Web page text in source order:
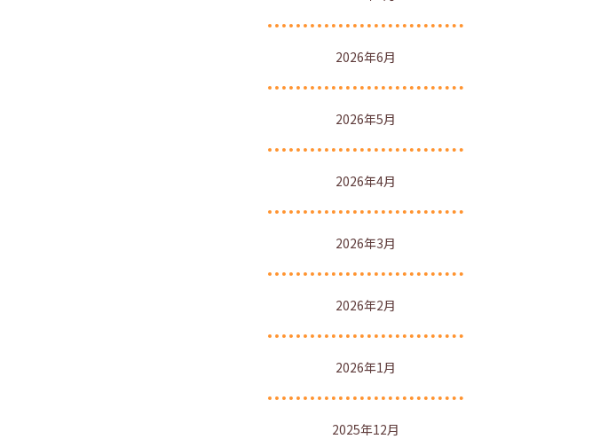
2026年6月
2026年5月
2026年4月
2026年3月
2026年2月
2026年1月
2025年12月